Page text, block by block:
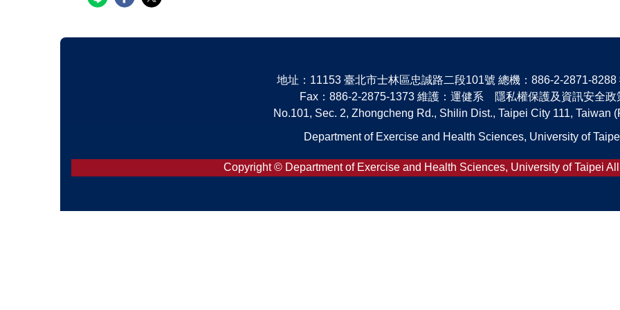
地址：11153 臺北市士林區忠誠路二段101號 總機：886-2-2871-8288
Fax：886-2-2875-1373 維護：運健系 隱私權保護及資訊安全政
No.101, Sec. 2, Zhongcheng Rd., Shilin Dist., Taipei City 111, Taiwan
Department of Exercise and Health Sciences, University of
Copyright © Department of Exercise and Health Sciences, University of Taipei